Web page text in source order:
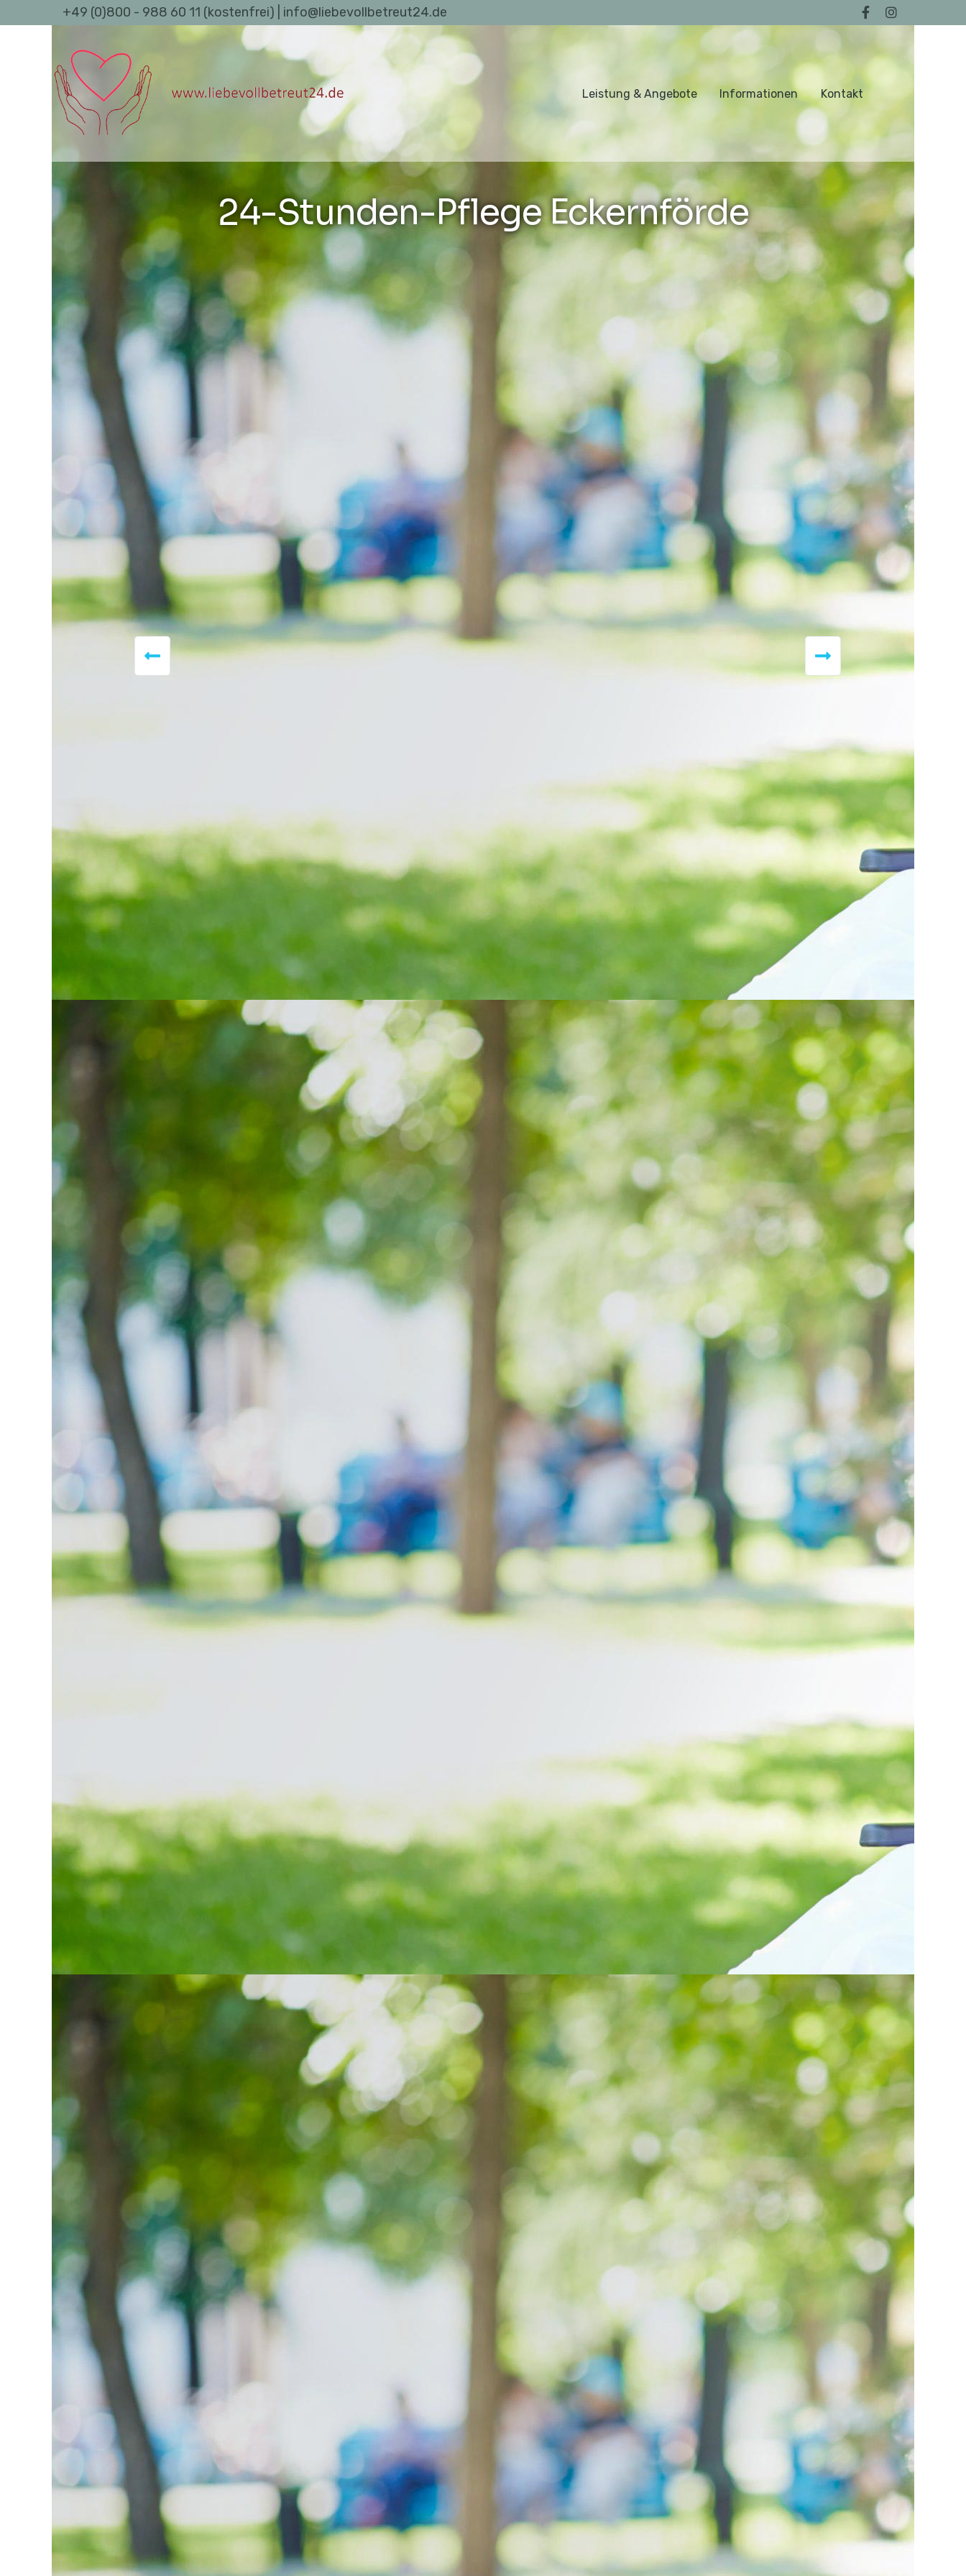
+49 (0)800 - 988 60 11 (kostenfrei) | info@liebevollbetreut24.de
Leistung & Angebote Informationen Kontakt
24-Stunden-Pflege Eckernförde